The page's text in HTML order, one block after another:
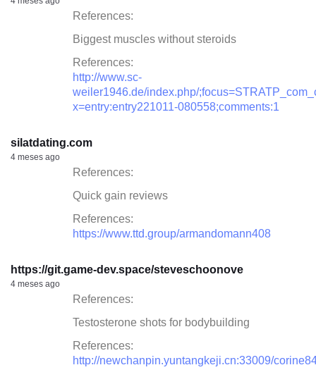
References:
Biggest muscles without steroids
References:
http://www.sc-
weiler1946.de/index.php/
x=entry:entry221011-080558;comments:1
silatdating.com
4 meses ago
References:
Quick gain reviews
References:
https://www.ttd.group/armandomann408
https://git.game-dev.space/steveschoonove
4 meses ago
References:
Testosterone shots for bodybuilding
References:
http://newchanpin.yuntangkeji.cn:33009/